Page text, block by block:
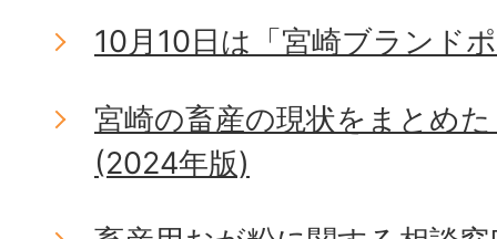
10月10日は「宮崎ブランド
宮崎の畜産の現状をまとめ
(2024年版)